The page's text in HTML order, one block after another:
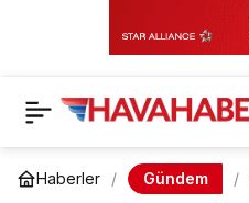
Haberler Gündem